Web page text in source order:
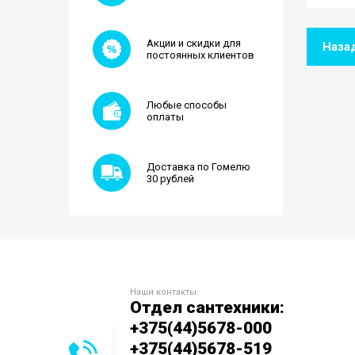
Акции и скидки для
постоянных клиентов
Любые способы
оплаты
Доставка по Гомелю
30 рублей
Наши контакты:
Отдел сантехники:
+375(44)5678-000
+375(44)5678-519